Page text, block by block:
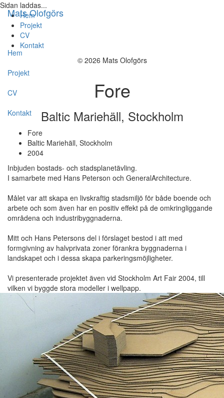
Sidan laddas...
Hem
Projekt
CV
Kontakt
© 2026 Mats Olofgörs
Mats Olofgörs
Hem
Projekt
CV
Kontakt
Fore
Baltic Mariehäll, Stockholm
Fore
Baltic Mariehäll, Stockholm
2004
Inbjuden bostads- och stadsplanetävling.
I samarbete med Hans Peterson och GeneralArchitecture.
Målet var att skapa en livskraftig stadsmiljö för både boende och
arbete och som även har en positiv effekt på de omkringliggande
områdena och industribyggnaderna.
Mitt och Hans Petersons del i förslaget bestod i att med
formgivning av halvprivata zoner förankra byggnaderna i
landskapet och i dessa skapa parkeringsmöjligheter.
Vi presenterade projektet även vid Stockholm Art Fair 2004, till
vilken vi byggde stora modeller i wellpapp.